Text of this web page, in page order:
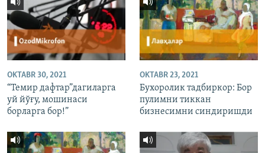
OKTABR 30, 2021
“Темир дафтар”дагиларга
уй йўғу, мошинаси
борларга бор!”
OKTABR 23, 2021
Бухоролик тадбиркор: Бор
пулимни тиккан
бизнесимни синдиришди